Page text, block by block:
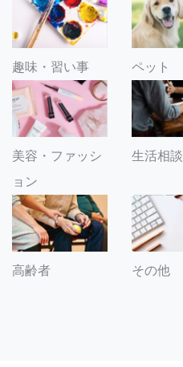
趣味・習い事 ペット
美容・ファッシ
ョン
生活相談
高齢者 その他